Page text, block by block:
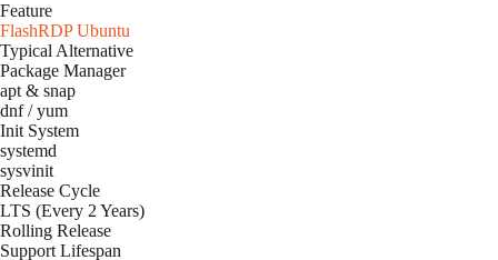
Feature
FlashRDPUbuntu
Typical Alternative
Package Manager
apt & snap
dnf / yum
Init System
systemd
sysvinit
Release Cycle
LTS (Every 2 Years)
Rolling Release
Support Lifespan